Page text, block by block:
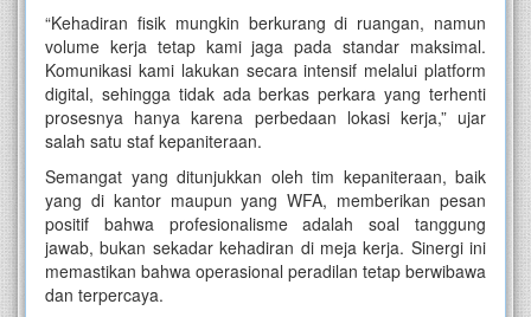
“Kehadiran fisik mungkin berkurang di ruangan, namun
volume kerja tetap kami jaga pada standar maksimal.
Komunikasi kami lakukan secara intensif melalui platform
digital, sehingga tidak ada berkas perkara yang terhenti
prosesnya hanya karena perbedaan lokasi kerja,” ujar
salah satu staf kepaniteraan.
Semangat yang ditunjukkan oleh tim kepaniteraan, baik
yang di kantor maupun yang WFA, memberikan pesan
positif bahwa profesionalisme adalah soal tanggung
jawab, bukan sekadar kehadiran di meja kerja. Sinergi ini
memastikan bahwa operasional peradilan tetap berwibawa
dan terpercaya.